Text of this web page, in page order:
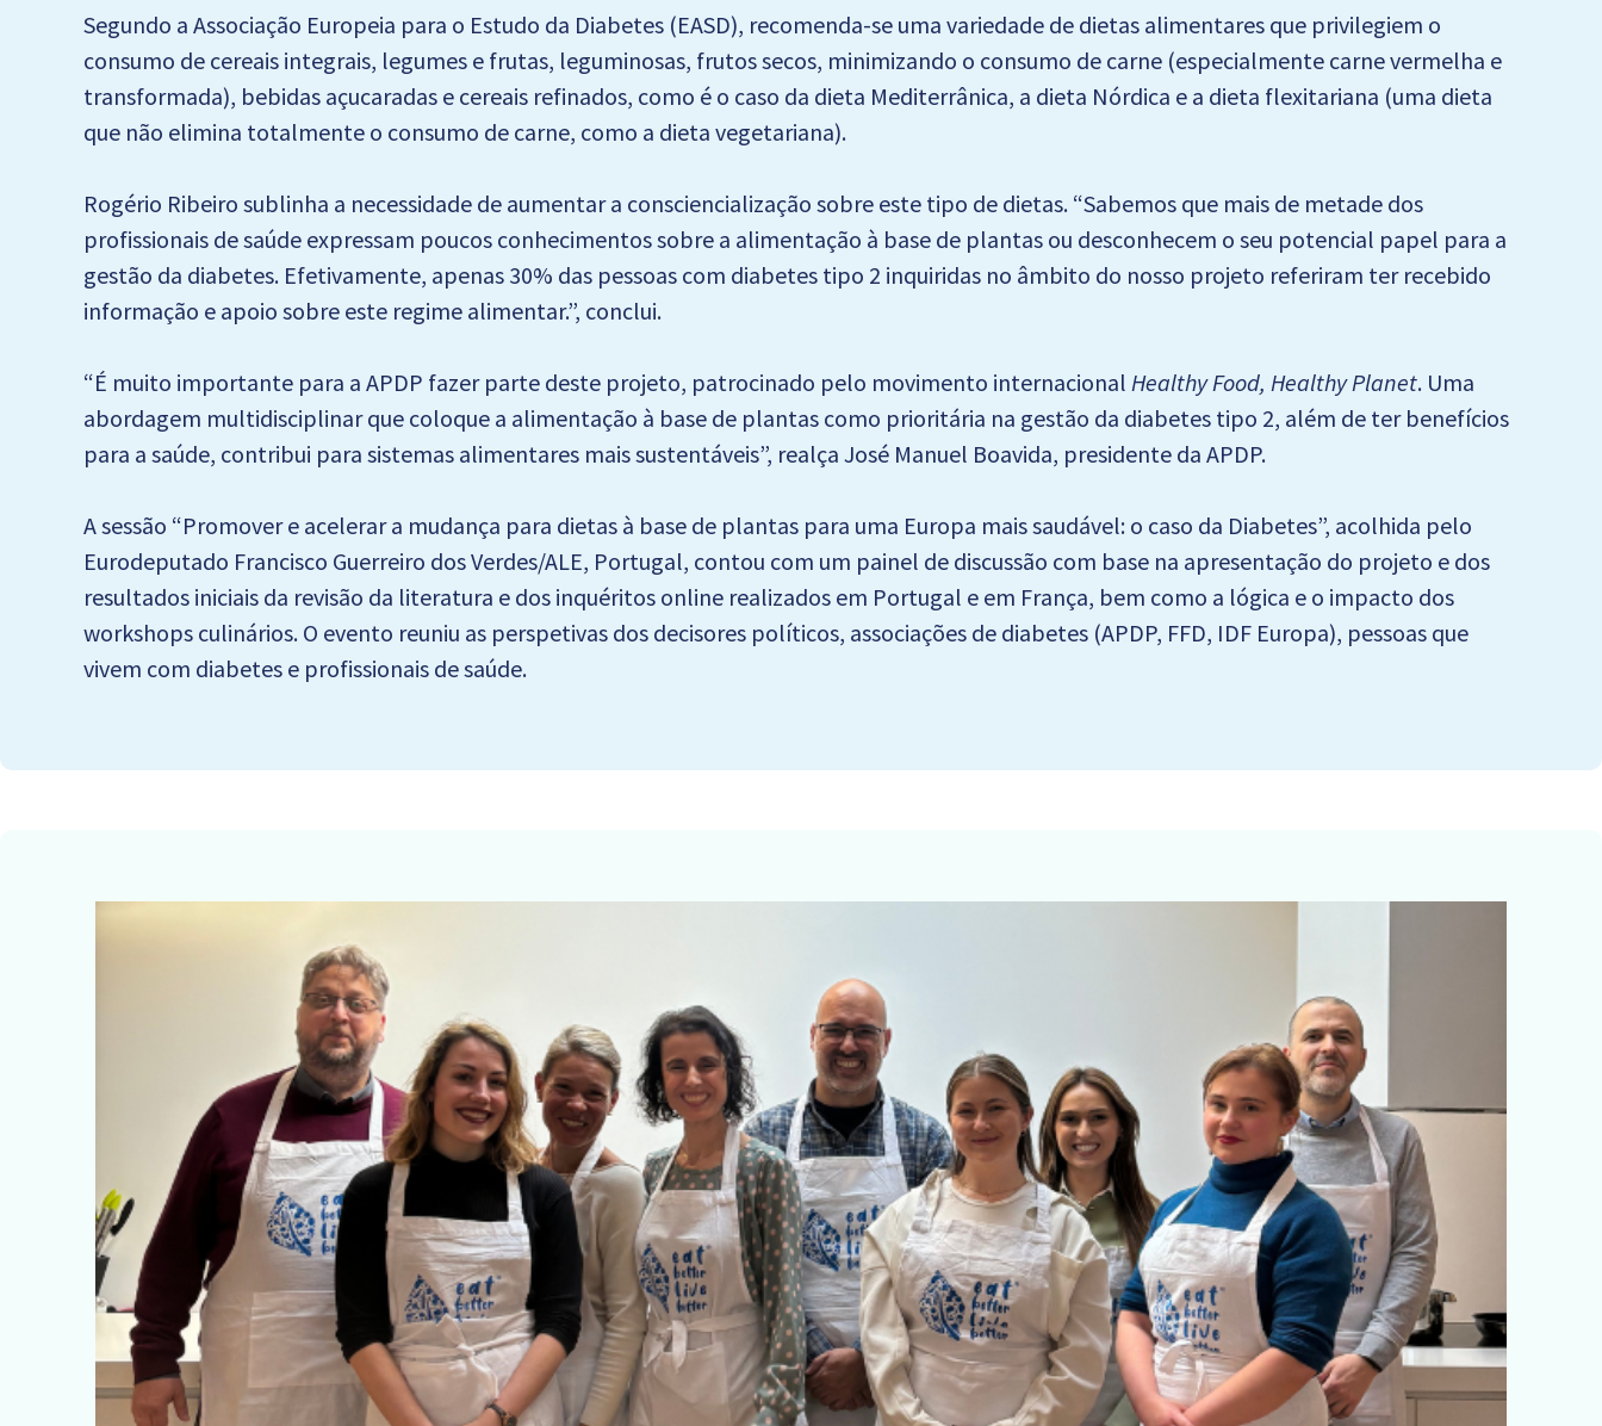
Segundo a Associação Europeia para o Estudo da Diabetes (EASD), recomenda-se uma variedade de dietas alimentares que privilegiem o
consumo de cereais integrais, legumes e frutas, leguminosas, frutos secos, minimizando o consumo de carne (especialmente carne vermelha e
transformada), bebidas açucaradas e cereais refinados, como é o caso da dieta Mediterrânica, a dieta Nórdica e a dieta flexitariana (uma dieta
que não elimina totalmente o consumo de carne, como a dieta vegetariana).
Rogério Ribeiro sublinha a necessidade de aumentar a consciencialização sobre este tipo de dietas. “Sabemos que mais de metade dos
profissionais de saúde expressam poucos conhecimentos sobre a alimentação à base de plantas ou desconhecem o seu potencial papel para a
gestão da diabetes. Efetivamente, apenas 30% das pessoas com diabetes tipo 2 inquiridas no âmbito do nosso projeto referiram ter recebido
informação e apoio sobre este regime alimentar.”, conclui.
“É muito importante para a APDP fazer parte deste projeto, patrocinado pelo movimento internacional Healthy Food, Healthy Planet. Uma
abordagem multidisciplinar que coloque a alimentação à base de plantas como prioritária na gestão da diabetes tipo 2, além de ter benefícios
para a saúde, contribui para sistemas alimentares mais sustentáveis”, realça José Manuel Boavida, presidente da APDP.
A sessão “Promover e acelerar a mudança para dietas à base de plantas para uma Europa mais saudável: o caso da Diabetes”, acolhida pelo
Eurodeputado Francisco Guerreiro dos Verdes/ALE, Portugal, contou com um painel de discussão com base na apresentação do projeto e dos
resultados iniciais da revisão da literatura e dos inquéritos online realizados em Portugal e em França, bem como a lógica e o impacto dos
workshops culinários. O evento reuniu as perspetivas dos decisores políticos, associações de diabetes (APDP, FFD, IDF Europa), pessoas que
vivem com diabetes e profissionais de saúde.